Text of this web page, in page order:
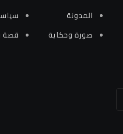
المدونة
صورة وحكاية
قصة